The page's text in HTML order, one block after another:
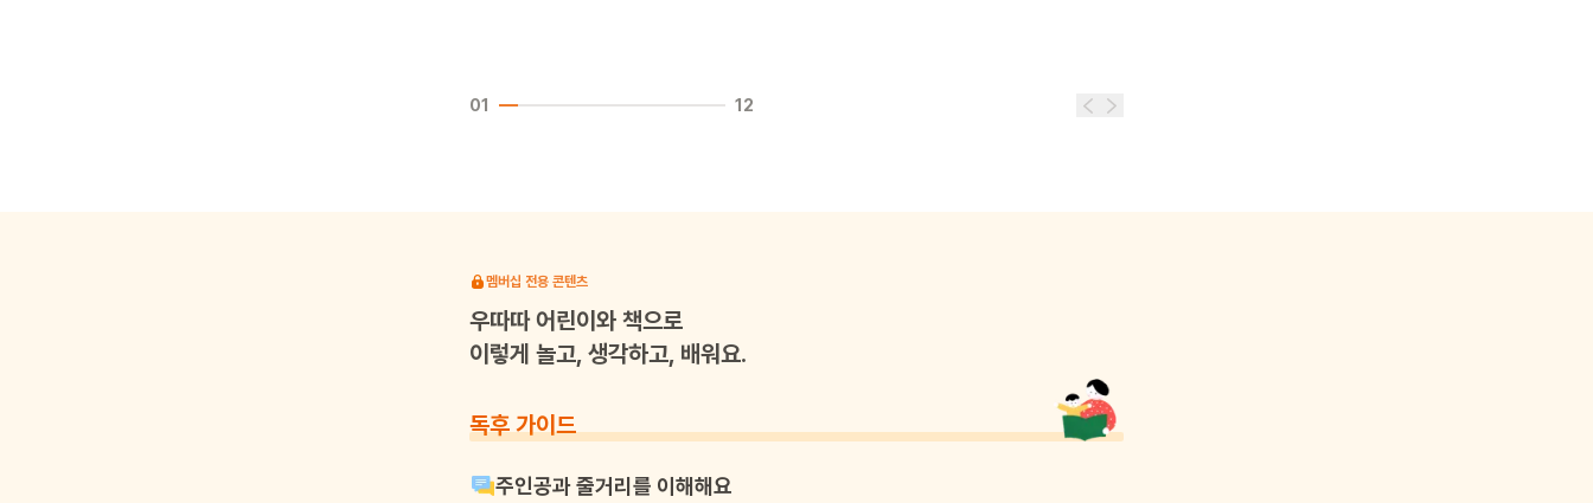
01 12
멤버십 전용 콘텐츠
우따따어린이와 책으로
이렇게 놀고, 생각하고, 배워요.
독후 가이드
주인공과 줄거리를 이해해요